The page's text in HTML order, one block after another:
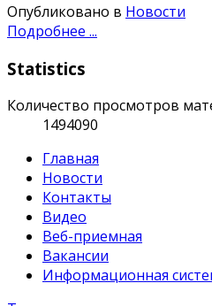
Опубликовано в Новости
Подробнее ...
Statistics
Количество просмотров
1494090
Главная
Новости
Контакты
Видео
Веб-приемная
Вакансии
Информационная